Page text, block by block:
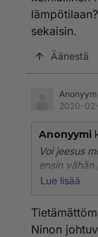
sekaisin.
Äänestä
Anonyymi
2020-
Anonyymi
Voi jeesus
ensin
tuollaista
vaikuttaa
pahasti
Lue lisää
Ninon